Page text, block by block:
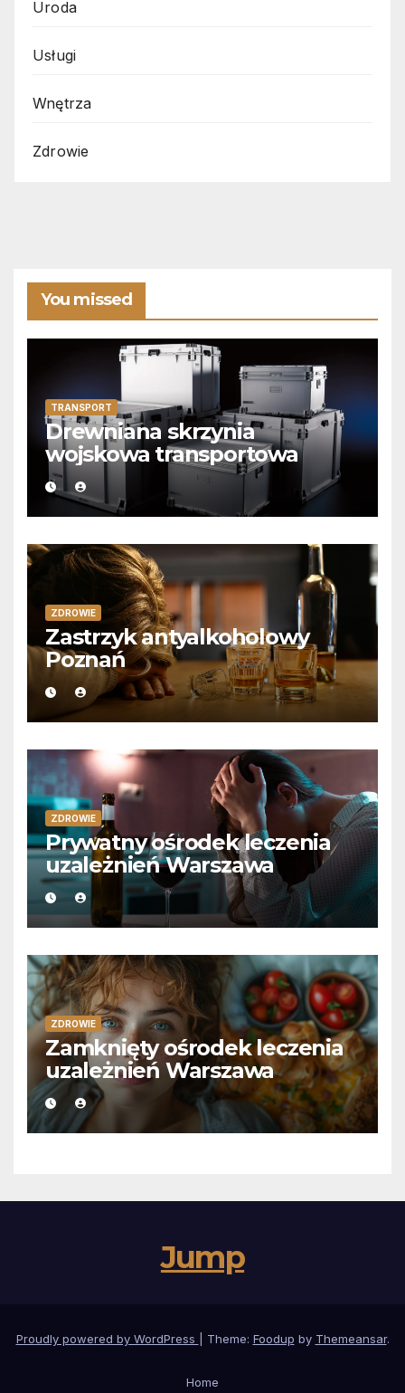
Uroda
Usługi
Wnętrza
Zdrowie
You missed
TRANSPORT
Drewniana skrzynia
wojskowa transportowa
ZDROWIE
Zastrzyk antyalkoholowy
Poznań
ZDROWIE
Prywatny ośrodek leczenia
uzależnień Warszawa
ZDROWIE
Zamknięty ośrodek leczenia
uzależnień Warszawa
Jump
Proudly powered by WordPress Theme: Foodup by Themeansar.
Home